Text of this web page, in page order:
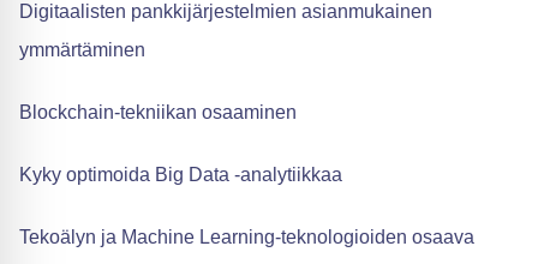
Digitaalisten pankkijärjestelmien asianmukainen
ymmärtäminen
Blockchain-tekniikan osaaminen
Kyky optimoida Big Data -analytiikkaa
Tekoälyn ja Machine Learning-teknologioiden osaava